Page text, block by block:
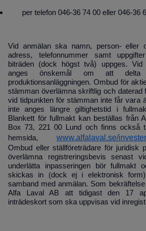
per telefon 046-36 74 00 eller 046-36
Vid anmälan ska namn, person- eller
adress, telefonnummer samt
biträden (dock högst två) uppges.
anges önske­mål om att
produktionsanläggningen. Ombud för
stämman överlämna skriftlig och daterad
vid tidpunkten för stämman inte får vara
inte anges längre giltighetstid i
Blankett för fullmakt kan beställas från
Box 73, 221 00 Lund och finns också
hemsida, www.alfalaval.se/
Ombud eller ställföreträdare för juridisk
överlämna registreringsbevis senast
underlätta inpasseringen bör fullmakt
skickas in (dock ej i elektronisk
samband med anmälan. Som
Alfa Laval AB att tidigast den 17
inträdeskort som ska uppvisas vid